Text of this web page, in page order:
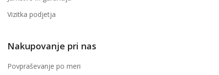
Vizitka podjetja
Nakupovanje pri nas
Povpraševanje po meri